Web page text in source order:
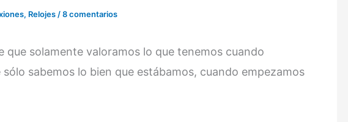
, Relojes /8 comentarios
que solamente valoramos lo que tenemos cuando
sabemos lo bien que estábamos, cuando empezamos